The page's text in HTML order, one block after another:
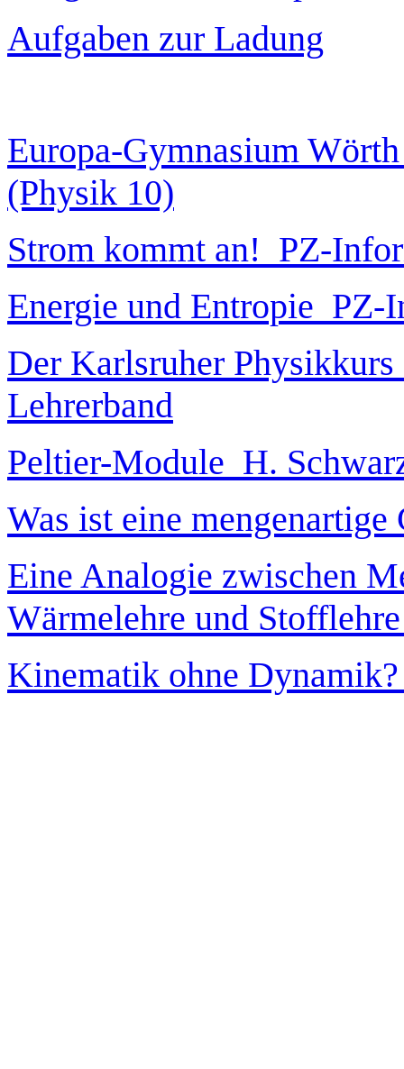
Aufgaben zur Ladung
Europa-Gymnasium
(Physik 10)
Strom kommt an! PZ-
Energie und Entropie PZ-
Der Karlsruher
Lehrerband
Peltier-Module H.
Was ist eine
Eine Analogie zwischen
Wärmelehre und
Kinematik ohne